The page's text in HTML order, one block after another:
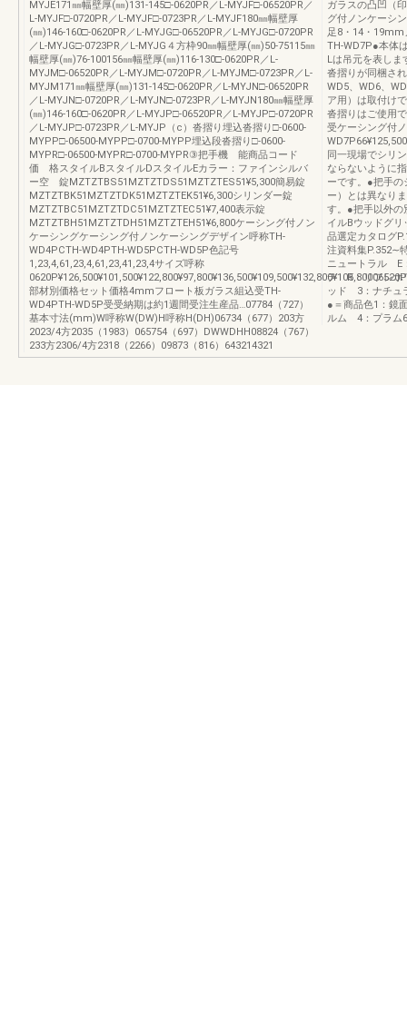
MYJE171㎜幅壁厚(㎜)131-145□-0620PR／L-MYJF□-06520PR／
L-MYJF□-0720PR／L-MYJF□-0723PR／L-MYJF180㎜幅壁厚
(㎜)146-160□-0620PR／L-MYJG□-06520PR／L-MYJG□-0720PR
／L-MYJG□-0723PR／L-MYJG４方枠90㎜幅壁厚(㎜)50-75115㎜
幅壁厚(㎜)76-100156㎜幅壁厚(㎜)116-130□-0620PR／L-
MYJM□-06520PR／L-MYJM□-0720PR／L-MYJM□-0723PR／L-
MYJM171㎜幅壁厚(㎜)131-145□-0620PR／L-MYJN□-06520PR
／L-MYJN□-0720PR／L-MYJN□-0723PR／L-MYJN180㎜幅壁厚
(㎜)146-160□-0620PR／L-MYJP□-06520PR／L-MYJP□-0720PR
／L-MYJP□-0723PR／L-MYJP（c）沓摺り埋込沓摺り□-0600-
MYPP□-06500-MYPP□-0700-MYPP埋込段沓摺り□-0600-
MYPR□-06500-MYPR□-0700-MYPR③把手機 能商品コード
価 格スタイルBスタイルDスタイルEカラー：ファインシルバ
ー空 錠MZTZTBS51MZTZTDS51MZTZTES51¥5,300簡易錠
MZTZTBK51MZTZTDK51MZTZTEK51¥6,300シリンダー錠
MZTZTBC51MZTZTDC51MZTZTEC51¥7,400表示錠
MZTZTBH51MZTZTDH51MZTZTEH51¥6,800ケーシング付ノン
ケーシングケーシング付ノンケーシングデザイン呼称TH-
WD4PCTH-WD4PTH-WD5PCTH-WD5P色記号
1,23,4,61,23,4,61,23,41,23,4サイズ呼称
部材別価格セット価格4mmフロート板ガラス組込受TH-
WD4PTH-WD5P受受納期は約1週間受注生産品…07784（727）
基本寸法(mm)W呼称W(DW)H呼称H(DH)06734（677）203方
2023/4方2035（1983）065754（697）DWWDHH08824（767）
233方2306/4方2318（2266）09873（816）643214321
ガラスの凸凹（
グ付ノンケーシ
足8・14・19mm
TH-WD7P●本体
Lは吊元を表しま
沓摺りが同梱さ
WD5、WD6、
ア用）は取付け
沓摺りはご使用
受ケーシング付
同一現場でシリ
ならないように
ーです。●把手の
ー）とは異なり
す。●把手以外の
イルBウッドグ
品選定カタログ
注資料集P.352∼
ニュートラル E
デ R：リフレホ
ッド 3：ナチュ
●＝商品色1：鏡
ルム 4：プラム6